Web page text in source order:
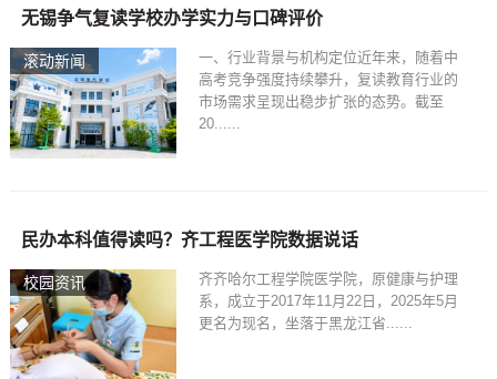
滚动新闻
无锡争气复读学校办学实力与口碑评价
一、行业背景与机构定位近年来，随着中
高考竞争强度持续攀升，复读教育行业的
市场需求呈现出稳步扩张的态势。截至
20......
校园资讯
民办本科值得读吗？齐工程医学院数据说话
齐齐哈尔工程学院医学院，原健康与护理
系，成立于2017年11月22日，2025年5月
更名为现名，坐落于黑龙江省......